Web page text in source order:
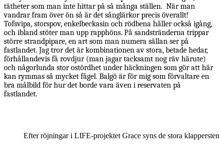
tätheter som man inte hittar på så många ställen. När man
vandrar fram över ön så är det sånglärkor precis överallt!
Tofsvipa, storspov, enkelbeckasin och rödbena håller också igång,
och ibland stöter man upp rapphöns. På sandstränderna trippar
större strandpipare, en art som man numera sällan ser på
fastlandet. Jag tror det är kombinationen av stora, betade hedar,
förhållandevis få rovdjur (man jagar tacksamt nog räv härute)
och någorlunda stor ostördhet under häckningen som gör att här
kan rymmas så mycket fågel. Balgö är för mig som förvaltare en
bra målbild för hur det borde vara även i reservaten på
fastlandet.
Efter röjningar i LIFE-projektet Grace syns de stora